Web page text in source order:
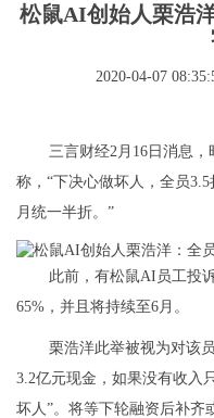
松鼠AI创始人栗浩
2020-04-07
三言财经2月16日消息
称，“下决心做坏人，全员
月统一半折。”
此前，有松鼠AI员工投
65%，并且将持续至6月。
栗浩洋此举被视为对该
3.2亿元现金，如果没有收入
坏人”。将等下轮融资后补齐